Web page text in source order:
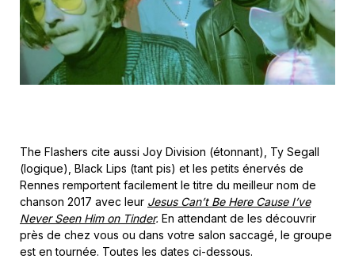
The Flashers cite aussi Joy Division (étonnant), Ty Segall
(logique), Black Lips (tant pis) et les petits énervés de
Rennes remportent facilement le titre du meilleur nom de
chanson 2017 avec leur Jesus Can’t Be Here Cause I’ve
Never Seen Him on Tinder. En attendant de les découvrir
près de chez vous ou dans votre salon saccagé, le groupe
est en tournée. Toutes les dates ci-dessous.